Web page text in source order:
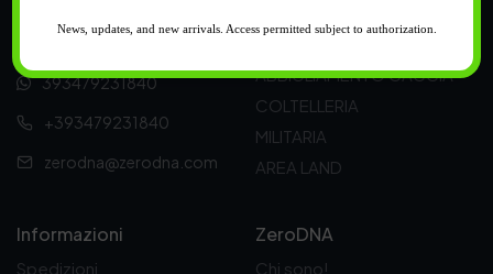
Supporto
393479231840
+393479231840
zerodna@zerodna.com
ABBIGLIAMENTO CACCIA
COLTELLERIA
MILITARIA
AREA LAND
Informazioni
Spedizioni
ZeroDNA
Chi sono!
News, updates, and new arrivals. Access permitted subject to authorization.